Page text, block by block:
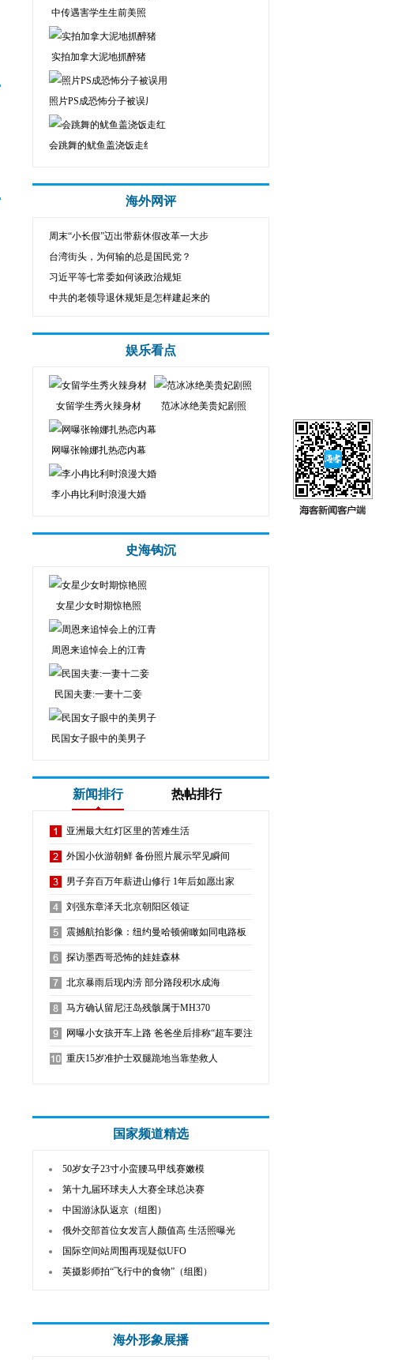
中传遇害学生生前美照
实拍加拿大泥地抓醉猪
照片PS成恐怖分子被误用
会跳舞的鱿鱼盖浇饭走红
海外网评
周末“小长假”迈出带薪休假改革一大步
台湾街头，为何输的总是国民党？
习近平等七常委如何谈政治规矩
中共的老领导退休规矩是怎样建起来的
娱乐看点
女留学生秀火辣身材 范冰冰绝美贵妃剧照
网曝张翰娜扎热恋内幕
李小冉比利时浪漫大婚
史海钩沉
女星少女时期惊艳照
周恩来追悼会上的江青
民国夫妻:一妻十二妾
民国女子眼中的美男子
新闻排行 热帖排行
亚洲最大红灯区里的苦难生活
外国小伙游朝鲜 备份照片展示罕见瞬间
男子弃百万年薪进山修行 1年后如愿出家
​刘强东章泽天北京朝阳区领证
震撼航拍影像：纽约曼哈顿俯瞰如同电路板
探访墨西哥恐怖的娃娃森林
北京暴雨后现内涝 部分路段积水成海
马方确认留尼汪岛残骸属于MH370
网曝小女孩开车上路 爸爸坐后排称“超车要注意”
重庆15岁准护士双腿跪地当靠垫救人
国家频道精选
50岁女子23寸小蛮腰马甲线赛嫩模
第十九届环球夫人大赛全球总决赛
中国游泳队返京（组图）
俄外交部首位女发言人颜值高 生活照曝光
国际空间站周围再现疑似UFO
英摄影师拍“飞行中的食物”（组图）
海外形象展播